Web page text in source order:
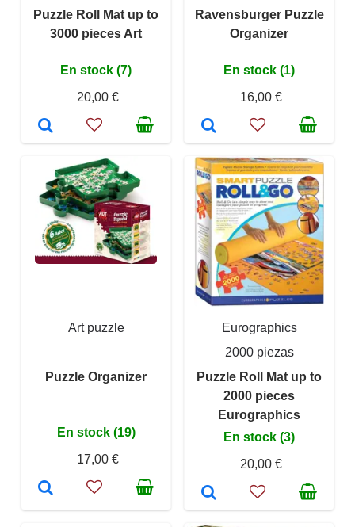
Puzzle Roll Mat up to
3000 pieces Art
En stock (7)
20,00 €
Ravensburger Puzzle
Organizer
En stock (1)
16,00 €
Art puzzle
Puzzle Organizer
En stock (19)
17,00 €
Eurographics
2000 piezas
Puzzle Roll Mat up to
2000 pieces
Eurographics
En stock (3)
20,00 €